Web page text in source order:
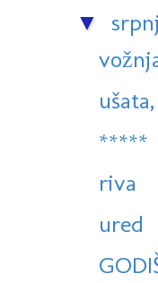
▼
*****
riva
ured